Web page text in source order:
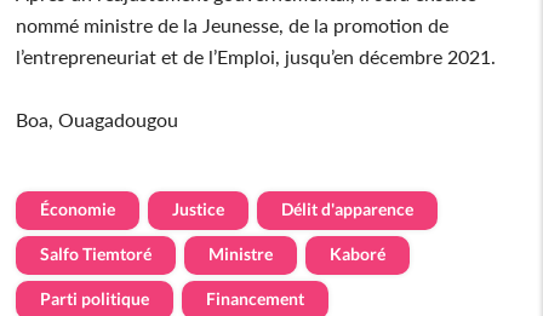
nommé ministre de la Jeunesse, de la promotion de
l’entrepreneuriat et de l’Emploi, jusqu’en décembre 2021.
Boa, Ouagadougou
Économie Justice Délit d'apparence
Salfo Tiemtoré Ministre Kaboré
Parti politique Financement